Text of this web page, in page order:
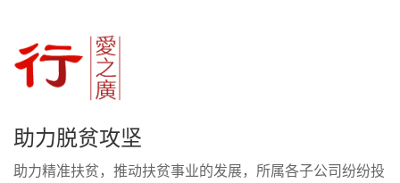
助力脱贫攻坚
助力精准扶贫，推动扶贫事业的发展，所属各子公司纷纷投